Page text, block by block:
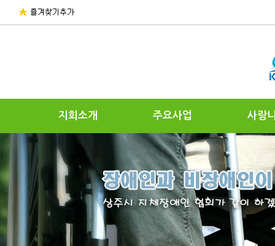
지회소개 주요사업 사랑